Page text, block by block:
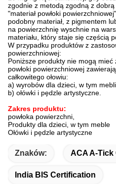
zgodnie z metodą zgodną z dobrą
"materiał powłoki
podobny materiał, z pigmentem
na powierzchnię wyschnie na
materiału, który staje się częścią
W przypadku produktów z
powierzchniowej:
Poniższe produkty nie mogą mieć
powłoki powierzchniowej
całkowitego ołowiu:
a) wyrobów dla dzieci, w tym
b) ołówki i pędzle artystyczne.
Zakres produktu:
powłoka powierzchni,
Produkty dla dzieci, w tym meble
Ołówki i pędzle artystyczne
Znaków: ACA A-
India BIS Certification